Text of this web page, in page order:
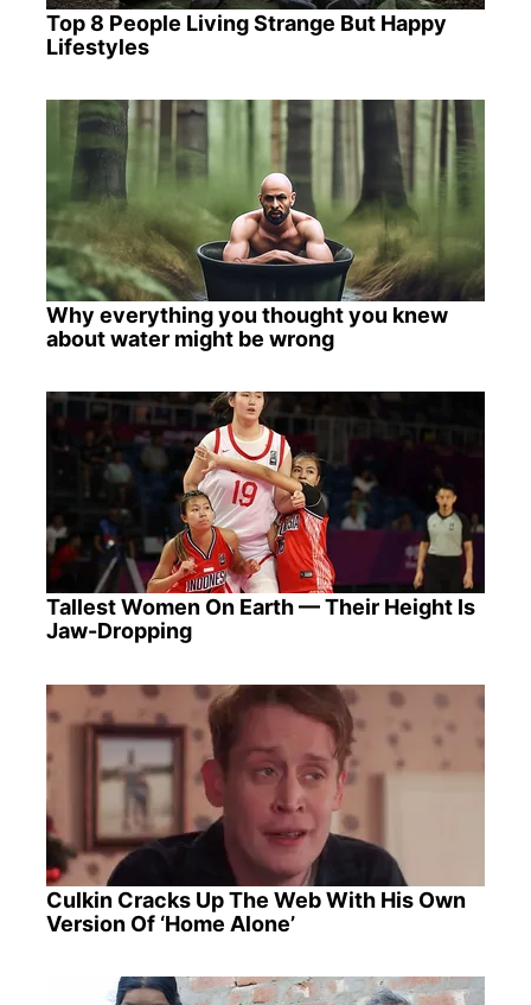
Top 8 People Living Strange But Happy
Lifestyles
Why everything you thought you knew
about water might be wrong
Tallest Women On Earth — Their Height Is
Jaw-Dropping
Culkin Cracks Up The Web With His Own
Version Of ‘Home Alone’